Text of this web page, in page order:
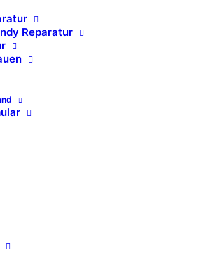
Reparatur
Reparatur von Handys und
aller Marken spezialisiert